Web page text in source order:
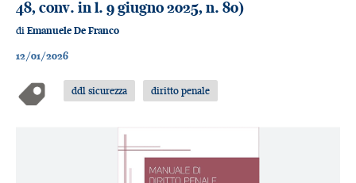
48, conv. in l. 9 giugno 2025, n. 80)
di Emanuele De Franco
12/01/2026
ddl sicurezza diritto penale